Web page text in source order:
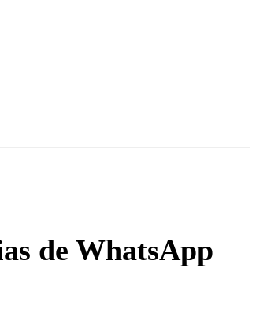
de WhatsApp